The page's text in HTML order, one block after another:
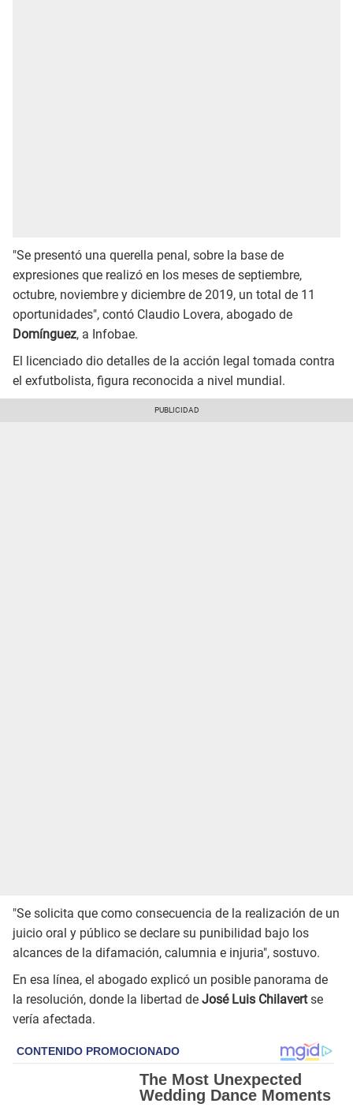
"Se presentó una querella penal, sobre la base de
expresiones que realizó en los meses de septiembre,
octubre, noviembre y diciembre de 2019, un total de 11
oportunidades", contó Claudio Lovera, abogado de
Domínguez, a Infobae.
El licenciado dio detalles de la acción legal tomada contra
el exfutbolista, figura reconocida a nivel mundial.
"Se solicita que como consecuencia de la realización de un
juicio oral y público se declare su punibilidad bajo los
alcances de la difamación, calumnia e injuria", sostuvo.
En esa línea, el abogado explicó un posible panorama de
la resolución, donde la libertad de José Luis Chilavertse
vería afectada.